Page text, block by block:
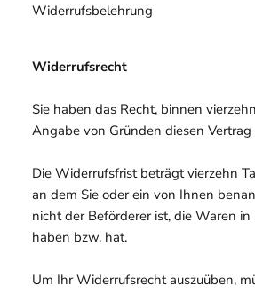
Widerrufsbelehrung
Widerrufsrecht
Sie haben das Recht, binnen
Angabe von Gründen diesen
Die Widerrufsfrist beträgt vierzehn
an dem Sie oder ein von Ihnen
nicht der Beförderer ist, die Waren
haben bzw. hat.
Um Ihr Widerrufsrecht auszuüben,